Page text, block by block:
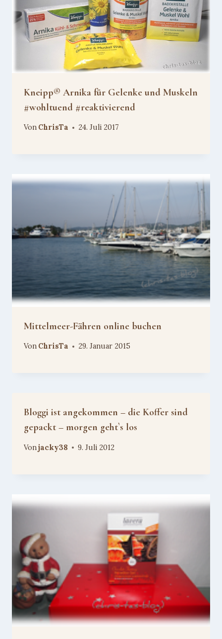
Kneipp® Arnika für Gelenke und Muskeln
#wohltuend #reaktivierend
Von ChrisTa 24. Juli 2017
Mittelmeer-Fähren online buchen
Von ChrisTa 29. Januar 2015
Bloggi ist angekommen – die Koffer sind
gepackt – morgen geht`s los
Vonjacky38 9. Juli 2012